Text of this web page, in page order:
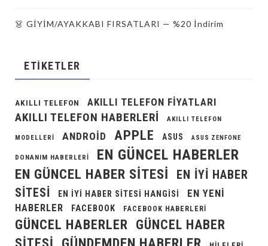
👗 GİYİM/AYAKKABI FIRSATLARI — %20 İndirim
ETIKETLER
AKILLI TELEFON AKILLI TELEFON FIYATLARI
AKILLI TELEFON HABERLERI AKILLI TELEFON
MODELLERI ANDROID APPLE ASUS ASUS ZENFONE
DONANIM HABERLERI EN GÜNCEL HABERLER
EN GÜNCEL HABER SITESI
EN IYI HABER
SITESI
EN IYI HABER SITESI HANGISI
EN YENI
HABERLER
FACEBOOK FACEBOOK HABERLERI
GÜNCEL HABERLER
GÜNCEL HABER